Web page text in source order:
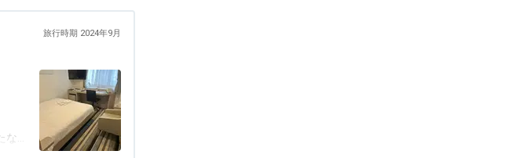
旅行時期 2024年9月
な